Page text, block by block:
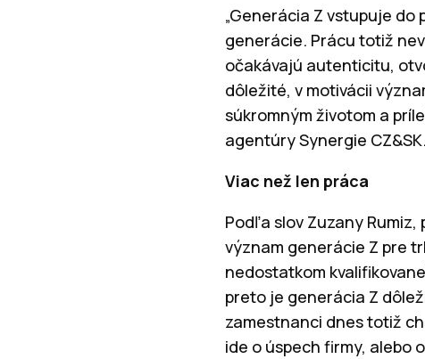
„Generácia Z vstupuje
generácie. Prácu totiž
očakávajú autenticitu,
dôležité, v motivácii
súkromným životom a
agentúry Synergie CZ&SK.
Viac než len práca
Podľa slov Zuzany
význam generácie Z pre
nedostatkom
preto je generácia Z
zamestnanci dnes totiž
ide o úspech firmy, alebo